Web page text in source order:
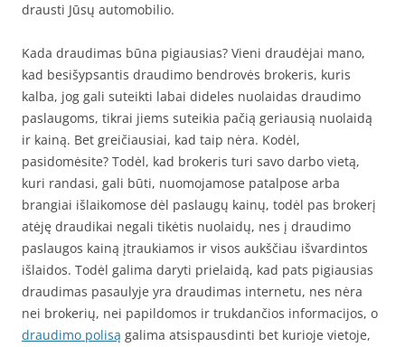
drausti Jūsų automobilio.
Kada draudimas būna pigiausias? Vieni draudėjai mano,
kad besišypsantis draudimo bendrovės brokeris, kuris
kalba, jog gali suteikti labai dideles nuolaidas draudimo
paslaugoms, tikrai jiems suteikia pačią geriausią nuolaidą
ir kainą. Bet greičiausiai, kad taip nėra. Kodėl,
pasidomėsite? Todėl, kad brokeris turi savo darbo vietą,
kuri randasi, gali būti, nuomojamose patalpose arba
brangiai išlaikomose dėl paslaugų kainų, todėl pas brokerį
atėję draudikai negali tikėtis nuolaidų, nes į draudimo
paslaugos kainą įtraukiamos ir visos aukščiau išvardintos
išlaidos. Todėl galima daryti prielaidą, kad pats pigiausias
draudimas pasaulyje yra draudimas internetu, nes nėra
nei brokerių, nei papildomos ir trukdančios informacijos, o
draudimo polisą galima atsispausdinti bet kurioje vietoje,